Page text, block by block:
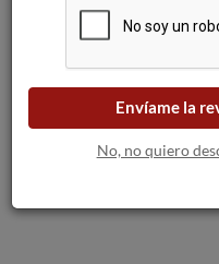
100% seguro. Nunca te
Envíame la
No, no quiero